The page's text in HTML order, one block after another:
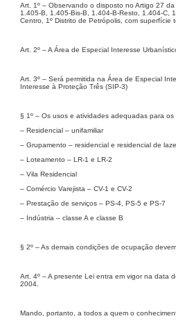
Art. 1º – Observando o disposto no Artigo 27
1.405-B, 1.405-Bis-B, 1.404-B-Resto, 1.404-C,
Centro, 1º Distrito de Petrópolis, com superfície
Art. 2º – A Área de Especial Interesse
Art. 3º – Será permitida na Área de Especial
Interesse à Proteção Três (SIP-3)
§ 1º – Os usos e atividades adequadas para
– Residencial – unifamiliar
– Grupamento – residencial e residencial de
– Loteamento – LR-1 e LR-2
– Vila Residencial
– Comércio Varejista – CV-1 e CV-2
– Prestação de serviços – PS-4, PS-5 e PS-7
– Indústria – classe A e classe B
§ 2º – As demais condições de ocupação
Art. 4º – A presente Lei entra em vigor na data
2004.
Mando, portanto, a todos a quem o